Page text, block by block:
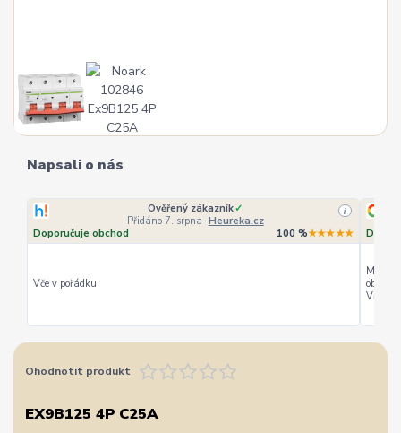
Napsali o nás
Ověřený zákazník✓
Přidáno 7. srpna · Heureka.cz
i
Doporučuje obchod 100 %★★★★★
Vče v pořádku.
Můžu
Vřele
Ohodnotit produkt
EX9B125 4P C25A